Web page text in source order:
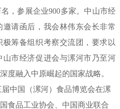
，参展企业900多家。中山市经
请函后，我会林伟东会长非常
筹备组织考察交流团，要求以
市经济促进会与漯河市乃至河
度融入中原崛起的国家战略。
中国（漯河）食品博览会在漯
食品工业协会、中国商业联合